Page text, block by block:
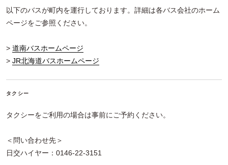
以下のバスが町内を運行しております。詳細は各バス会社のホーム
ページをご参照ください。
> 道南バスホームページ
> JR北海道バスホームページ
タクシー
タクシーをご利用の場合は事前にご予約ください。
＜問い合わせ先＞
日交ハイヤー：0146-22-3151